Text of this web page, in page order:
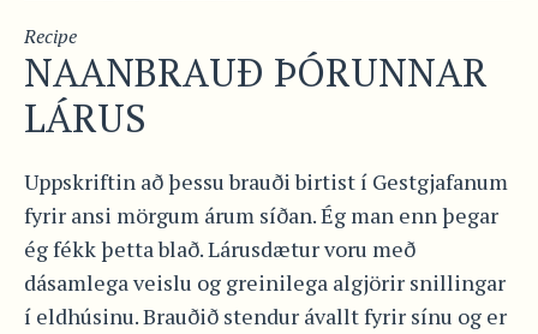
Recipe
NAANBRAUÐ ÞÓRUNNAR
LÁRUS
Uppskriftin að þessu brauði birtist í Gestgjafanum
fyrir ansi mörgum árum síðan. Ég man enn þegar
ég fékk þetta blað. Lárusdætur voru með
dásamlega veislu og greinilega algjörir snillingar
í eldhúsinu. Brauðið stendur ávallt fyrir sínu og er